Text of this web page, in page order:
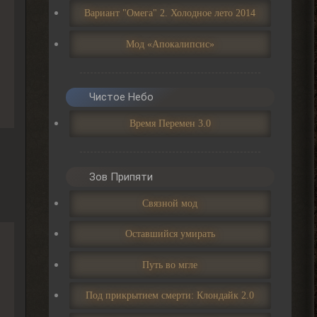
всеми.кроме меня
ребят правки на ns OGSR26
Admin
называется. И он не вышел в релиз еще
Вариант "Омега" 2. Холодное лето 2014
Мод «Апокалипсис»
Чистое Небо
Время Перемен 3.0
Зов Припяти
Связной мод
Оставшийся умирать
Путь во мгле
Под прикрытием смерти: Клондайк 2.0